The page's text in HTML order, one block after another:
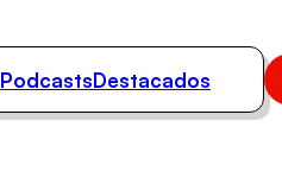
PodcastsDestacados